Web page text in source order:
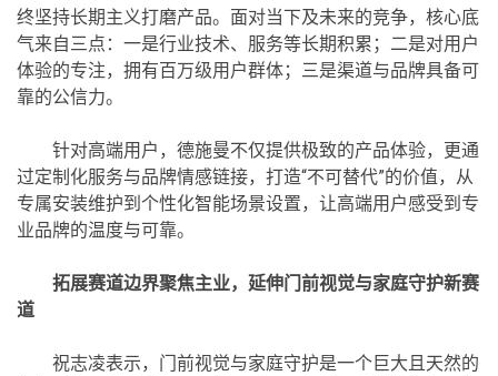
终坚持长期主义打磨产品。面对当下及未来的竞争，核心底
气来自三点：一是行业技术、服务等长期积累；二是对用户
体验的专注，拥有百万级用户群体；三是渠道与品牌具备可
靠的公信力。
针对高端用户，德施曼不仅提供极致的产品体验，更通
过定制化服务与品牌情感链接，打造“不可替代”的价值，从
专属安装维护到个性化智能场景设置，让高端用户感受到专
业品牌的温度与可靠。
拓展赛道边界聚焦主业，延伸门前视觉与家庭守护新赛
道
祝志凌表示，门前视觉与家庭守护是一个巨大且天然的